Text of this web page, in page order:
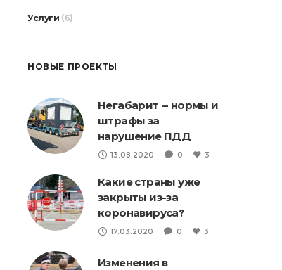
Услуги (6)
НОВЫЕ ПРОЕКТЫ
Негабарит — нормы и
штрафы за
нарушение ПДД
13.08.2020 0 3
Какие страны уже
закрыты из-за
коронавируса?
17.03.2020 0 3
Изменения в